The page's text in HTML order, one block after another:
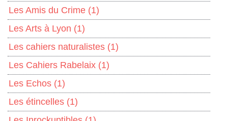
Les Amis du Crime (1)
Les Arts à Lyon (1)
Les cahiers naturalistes (1)
Les Cahiers Rabelaix (1)
Les Echos (1)
Les étincelles (1)